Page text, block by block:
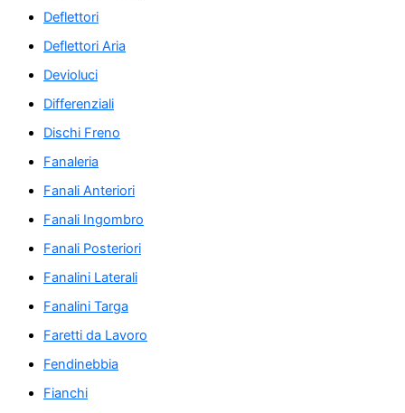
Deflettori
Deflettori Aria
Devioluci
Differenziali
Dischi Freno
Fanaleria
Fanali Anteriori
Fanali Ingombro
Fanali Posteriori
Fanalini Laterali
Fanalini Targa
Faretti da Lavoro
Fendinebbia
Fianchi